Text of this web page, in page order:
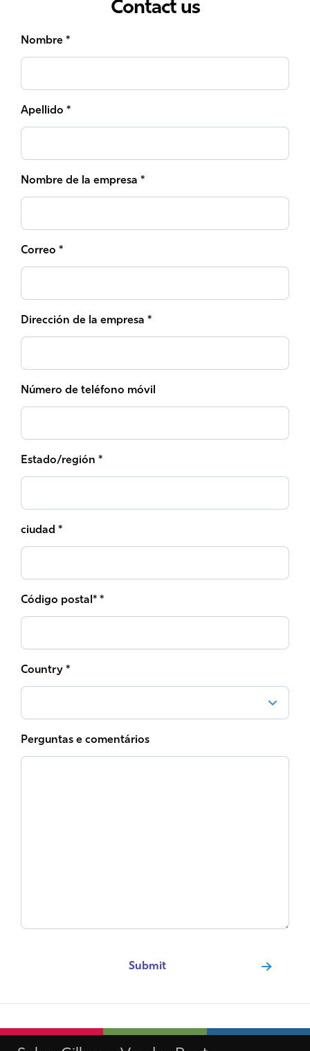
Contact us
Nombre *
Apellido *
Nombre de la empresa *
Correo *
Dirección de la empresa *
Número de teléfono móvil
Estado/región *
ciudad *
Código postal* *
Country *
Perguntas e comentários